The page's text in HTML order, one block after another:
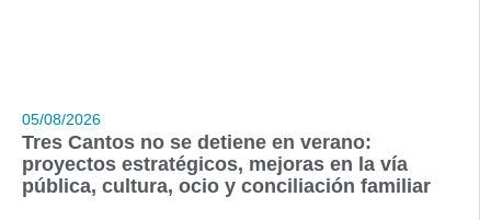
05/08/2026
Tres Cantos no se detiene en verano:
proyectos estratégicos, mejoras en la vía
pública, cultura, ocio y conciliación familiar